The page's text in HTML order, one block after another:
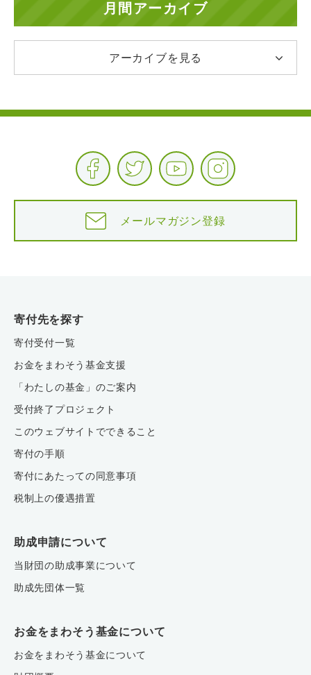
月間アーカイブ
アーカイブを見る
メールマガジン登録
寄付先を探す
寄付受付一覧
お金をまわそう基金支援
「わたしの基金」のご案内
受付終了プロジェクト
このウェブサイトでできること
寄付の手順
寄付にあたっての同意事項
税制上の優遇措置
助成申請について
当財団の助成事業について
助成先団体一覧
お金をまわそう基金について
お金をまわそう基金について